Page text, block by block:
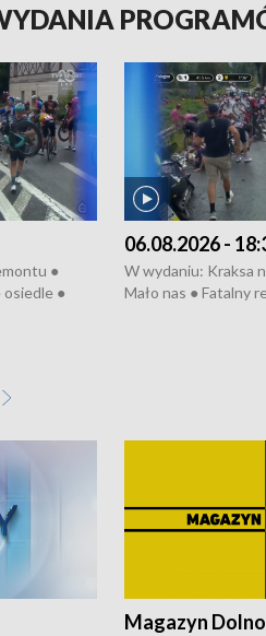
●
osiedle ●
06.08.2026 -
W wydaniu: Kraksa
Mało nas ● Fatalny
Magazyn